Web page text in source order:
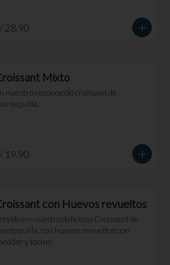
28.90
Mixto
nuestro reconocido croissant de
19.90
con Huevos revueltos
en nuestro delicioso Croissant de
con huevos revueltos con
y tocino